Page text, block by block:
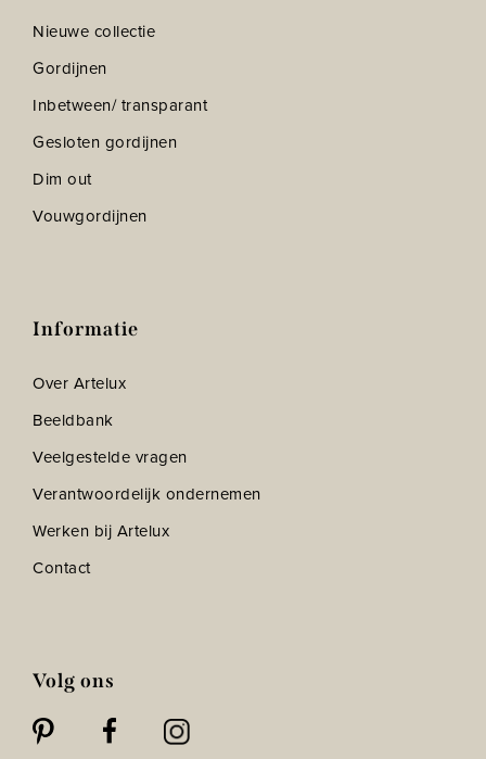
Nieuwe collectie
Gordijnen
Inbetween/ transparant
Gesloten gordijnen
Dim out
Vouwgordijnen
Informatie
Over Artelux
Beeldbank
Veelgestelde vragen
Verantwoordelijk ondernemen
Werken bij Artelux
Contact
Volg ons